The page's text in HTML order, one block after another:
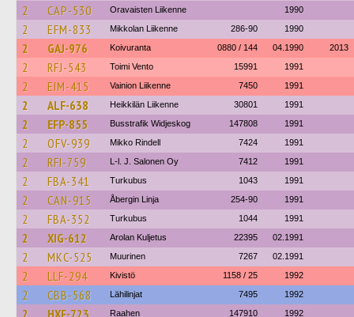
2 CAP-530 Oravaisten Liikenne 1990
2 EFM-833 Mikkolan Liikenne 286-90 1990
2 GAJ-976 Koivuranta 0880 / 144 04.1990 2013
2 RFJ-543 Toimi Vento 15991 1991
2 EIM-415 Vainion Liikenne 7450 1991
2 ALF-638 Heikkilän Liikenne 30801 1991
2 EFP-855 Busstrafik Widjeskog 147808 1991
2 OFV-939 Mikko Rindell 7424 1991
2 RFI-759 L-l. J. Salonen Oy 7412 1991
2 FBA-341 Turkubus 1043 1991
2 CAN-915 Åbergin Linja 254-90 1991
2 FBA-352 Turkubus 1044 1991
2 XIG-612 Arolan Kuljetus 22395 02.1991
2 MKC-525 Muurinen 7267 02.1991
2 LLF-294 Kivistö 1158 / 25 1992
2 CBB-568 Lähilinjat 7495 1992
2 HXF-723 Raahen 147910 1992